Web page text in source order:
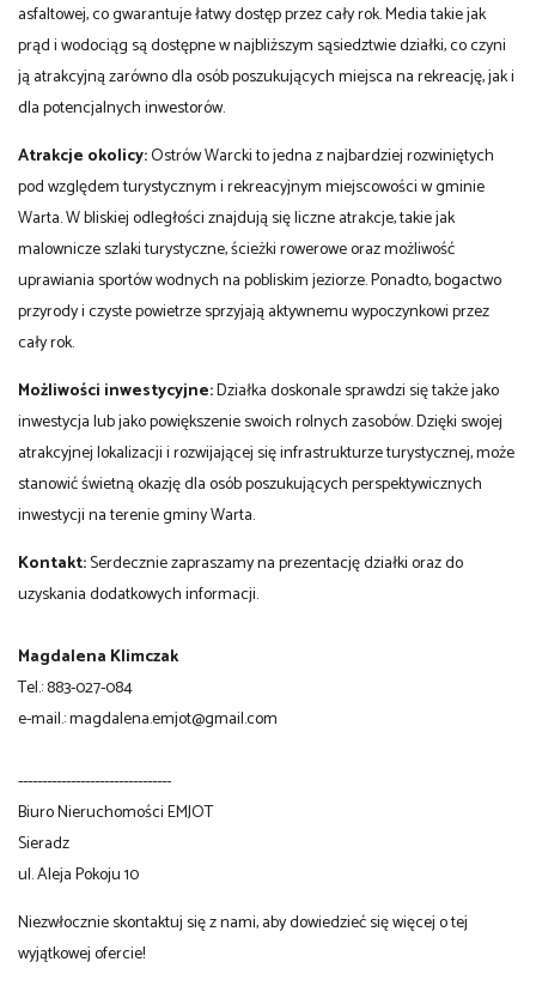
asfaltowej, co gwarantuje łatwy dostęp przez cały rok. Media takie jak
prąd i wodociąg są dostępne w najbliższym sąsiedztwie działki, co czyni
ją atrakcyjną zarówno dla osób poszukujących miejsca na rekreację, jak i
dla potencjalnych inwestorów.
Atrakcje okolicy:Ostrów Warcki to jedna z najbardziej rozwiniętych
pod względem turystycznym i rekreacyjnym miejscowości w gminie
Warta. W bliskiej odległości znajdują się liczne atrakcje, takie jak
malownicze szlaki turystyczne, ścieżki rowerowe oraz możliwość
uprawiania sportów wodnych na pobliskim jeziorze. Ponadto, bogactwo
przyrody i czyste powietrze sprzyjają aktywnemu wypoczynkowi przez
cały rok.
Możliwości inwestycyjne:Działka doskonale sprawdzi się także jako
inwestycja lub jako powiększenie swoich rolnych zasobów. Dzięki swojej
atrakcyjnej lokalizacji i rozwijającej się infrastrukturze turystycznej, może
stanowić świetną okazję dla osób poszukujących perspektywicznych
inwestycji na terenie gminy Warta.
Kontakt:Serdecznie zapraszamy na prezentację działki oraz do
uzyskania dodatkowych informacji.
Magdalena Klimczak
Tel.: 883-027-084
e-mail.: magdalena.emjot@gmail.com
--------------------------------
Biuro Nieruchomości EMJOT
Sieradz
ul. Aleja Pokoju 10
Niezwłocznie skontaktuj się z nami, aby dowiedzieć się więcej o tej
wyjątkowej ofercie!